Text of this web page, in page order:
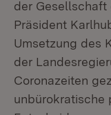
der Gesellschaft
Präsident
Umsetzung des
der
Coronazeiten
unbürokratische